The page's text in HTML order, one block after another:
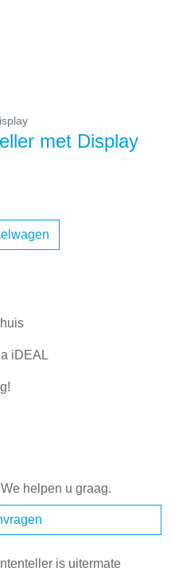
met Display
is uitermate
iDEAL
helpen u graag.